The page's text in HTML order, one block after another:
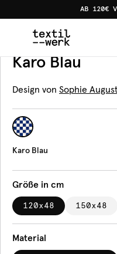
AB 120€
Produkte
Bankauflage
Karo Blau
Design von Sophie
Karo Blau
Größe in cm
120x48 150x48
Material